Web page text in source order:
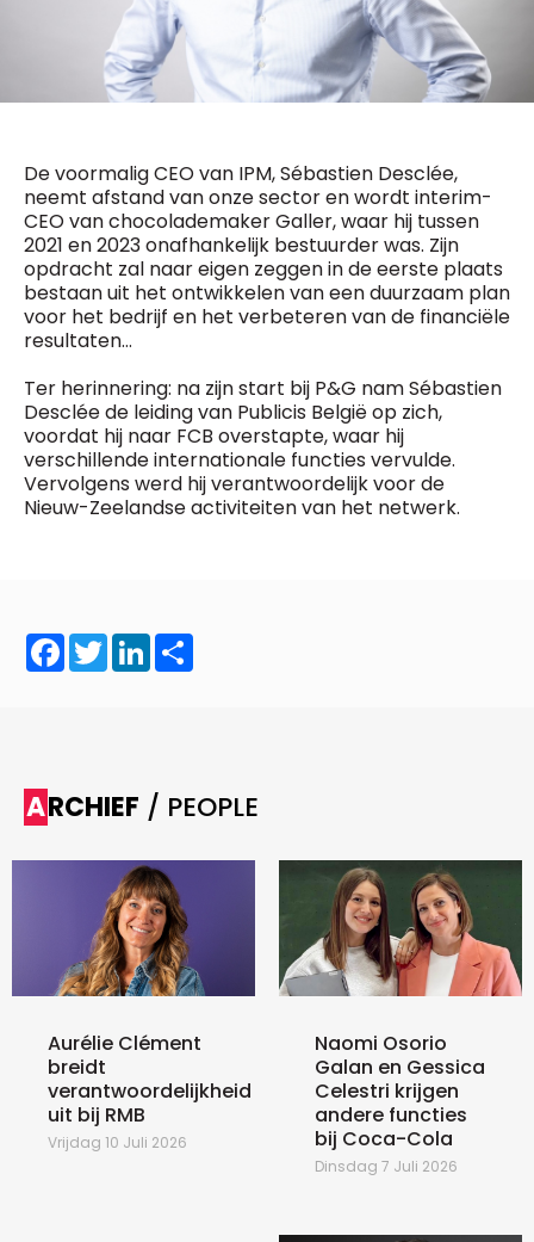
De voormalig CEO van IPM, Sébastien Desclée,
neemt afstand van onze sector en wordt interim-
CEO van chocolademaker Galler, waar hij tussen
2021 en 2023 onafhankelijk bestuurder was. Zijn
opdracht zal naar eigen zeggen in de eerste plaats
bestaan uit het ontwikkelen van een duurzaam plan
voor het bedrijf en het verbeteren van de financiële
resultaten…
Ter herinnering: na zijn start bij P&G nam Sébastien
Desclée de leiding van Publicis België op zich,
voordat hij naar FCB overstapte, waar hij
verschillende internationale functies vervulde.
Vervolgens werd hij verantwoordelijk voor de
Nieuw-Zeelandse activiteiten van het netwerk.
Facebook
TwitterLinkedIn
ARCHIEF / PEOPLE
Aurélie Clément
breidt
verantwoordelijkheid
uit bij RMB
Vrijdag 10 Juli 2026
Naomi Osorio
Galan en Gessica
Celestri krijgen
andere functies
bij Coca-Cola
Dinsdag 7 Juli 2026
Fred Bouchar
0498 88 64 89
f.bouchar@mm.be
0475 97 12 57
g.byl@mm.be
Chief Editor
Damien Lemaire
0477 37 31 65
d.lemaire@mm.be
BEVESTIGEN
5 x week
MM e - News
1 x week
MM Brunch
1 x week
MM Tech
10 x year
MM Best of
Research
10 x year
MM Blue
4 x year
MM Magazine
Vragen ?